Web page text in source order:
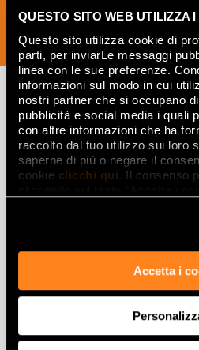
QUESTO SITO WEB UTILIZZA
Questo sito utilizza cookie di
parti, per inviarLe messaggi
linea con le sue preferenze.
informazioni sul modo in cui
nostri partner che si occupano
pubblicità e social media i quali
con altre informazioni che ha
raccolto dal tuo utilizzo sui loro
saperne di più o negare il
cookie clicchi qui. Il consenso
Accetta i
SUBSCRIBE NOW
Lasciati
ispirare
da ambienti
Gres porcellanato effetto
Gres porcellanato effetto
Gres porcellanato effetto
Gres porcellanato effetto